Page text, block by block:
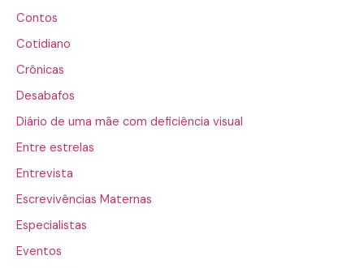
Contos
Cotidiano
Crônicas
Desabafos
Diário de uma mãe com deficiência visual
Entre estrelas
Entrevista
Escrevivências Maternas
Especialistas
Eventos